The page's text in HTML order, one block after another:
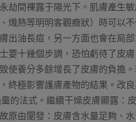
劫間裸露于陽光下。肌膚產生
熾熱等明明客觀癥狀）時可以
出油長痘，另一方面也會在局
要十幾個步調，恐怕虧待了皮
使養分多餘增長了皮膚的負擔
終極影響護膚產物的結果。改
的法式。繼續干燥皮膚顯露：
原由闡發：皮膚含水量足夠、